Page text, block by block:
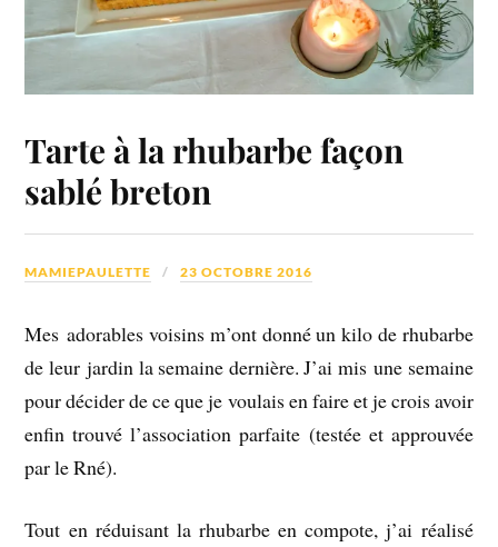
Tarte à la rhubarbe façon
sablé breton
MAMIEPAULETTE 23 OCTOBRE 2016
Mes adorables voisins m’ont donné un kilo de rhubarbe
de leur jardin la semaine dernière. J’ai mis une semaine
pour décider de ce que je voulais en faire et je crois avoir
enfin trouvé l’association parfaite (testée et approuvée
par le Rné).
Tout en réduisant la rhubarbe en compote, j’ai réalisé